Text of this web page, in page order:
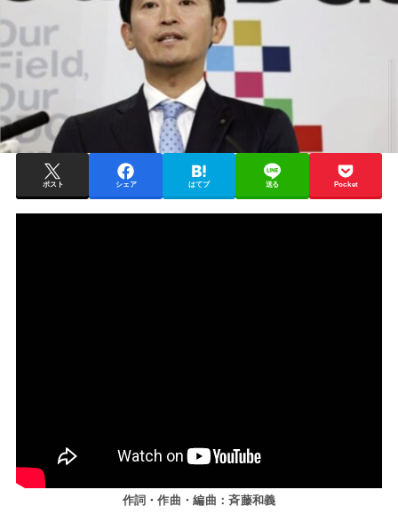
ポスト シェア はてブ 送る Pocket
作詞・作曲・編曲：斉藤和義